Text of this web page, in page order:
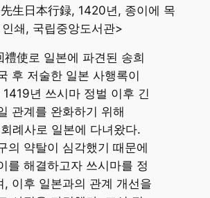
生日本行録, 1420년, 종이에 목
인쇄, 국립중앙도서관>
禮使로 일본에 파견된 송희
후 저술한 일본 사행록이
1419년 쓰시마 정벌 이후 긴
관계를 완화하기 위해
례사로 일본에 다녀왔다.
의 약탈이 심각했기 때문에
를 해결하고자 쓰시마를 정
, 이후 일본과의 관계 개선을